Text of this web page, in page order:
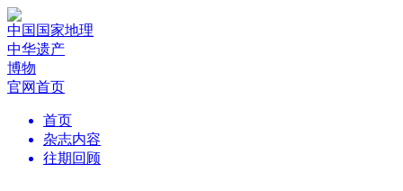
中国国家地理
中华遗产
博物
官网首页
首页
杂志内容
往期回顾